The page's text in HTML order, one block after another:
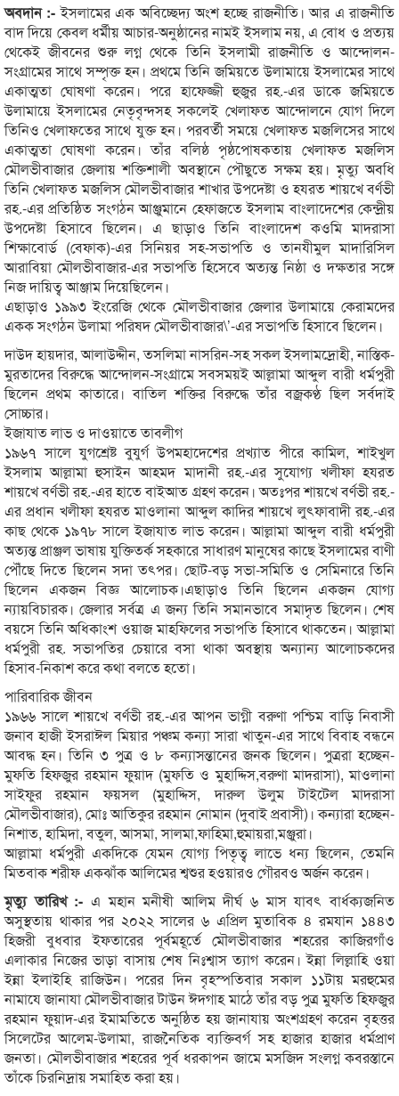
অবদান :-ইসলামের এক অবিচ্ছেদ্য অংশ হচ্ছে রাজনীতি। আর এ রাজনীতি
বাদ দিয়ে কেবল ধর্মীয় আচার-অনুষ্ঠানের নামই ইসলাম নয়, এ বোধ ও প্রত্যয়
থেকেই জীবনের শুরু লগ্ন থেকে তিনি ইসলামী রাজনীতি ও আন্দোলন-
সংগ্রামের সাথে সম্পৃক্ত হন। প্রথমে তিনি জমিয়তে উলামায়ে ইসলামের সাথে
একাত্মতা ঘোষণা করেন। পরে হাফেজ্জী হুজুর রহ.-এর ডাকে জমিয়তে
উলামায়ে ইসলামের নেতৃবৃন্দসহ সকলেই খেলাফত আন্দোলনে যোগ দিলে
তিনিও খেলাফতের সাথে যুক্ত হন। পরবর্তী সময়ে খেলাফত মজলিসের সাথে
একাত্মতা ঘোষণা করেন। তাঁর বলিষ্ঠ পৃষ্ঠপোষকতায় খেলাফত মজলিস
মৌলভীবাজার জেলায় শক্তিশালী অবস্থানে পৌছুতে সক্ষম হয়। মৃত্যু অবধি
তিনি খেলাফত মজলিস মৌলভীবাজার শাখার উপদেষ্টা ও হযরত শায়খে বর্ণভী
রহ.-এর প্রতিষ্ঠিত সংগঠন আঞ্জুমানে হেফাজতে ইসলাম বাংলাদেশের কেন্দ্রীয়
উপদেষ্টা হিসাবে ছিলেন। এ ছাড়াও তিনি বাংলাদেশ কওমি মাদরাসা
শিক্ষাবোর্ড (বেফাক)-এর সিনিয়র সহ-সভাপতি ও তানযীমুল মাদারিসিল
আরাবিয়া মৌলভীবাজার-এর সভাপতি হিসেবে অত্যন্ত নিষ্ঠা ও দক্ষতার সঙ্গে
নিজ দায়িত্ব আঞ্জাম দিয়েছিলেন।
এছাড়াও ১৯৯৩ ইংরেজি থেকে মৌলভীবাজার জেলার উলামায়ে কেরামদের
একক সংগঠন উলামা পরিষদ মৌলভীবাজার\’-এর সভাপতি হিসাবে ছিলেন।
দাউদ হায়দার, আলাউদ্দীন, তসলিমা নাসরিন-সহ সকল ইসলামদ্রোহী, নাস্তিক-
মুরতাদের বিরুদ্ধে আন্দোলন-সংগ্রামে সবসময়ই আল্লামা আব্দুল বারী ধর্মপুরী
ছিলেন প্রথম কাতারে। বাতিল শক্তির বিরুদ্ধে তাঁর বজ্রকণ্ঠ ছিল সর্বদাই
সোচ্চার।
ইজাযাত লাভ ও দাওয়াতে তাবলীগ
১৯৬৭ সালে যুগশ্রেষ্ট বুযুর্গ উপমহাদেশের প্রখ্যাত পীরে কামিল, শাইখুল
ইসলাম আল্লামা হুসাইন আহমদ মাদানী রহ.-এর সুযোগ্য খলীফা হযরত
শায়খে বর্ণভী রহ.-এর হাতে বাইআত গ্রহণ করেন। অতঃপর শায়খে বর্ণভী রহ.-
এর প্রধান খলীফা হযরত মাওলানা আব্দুল কাদির শায়খে লুৎফাবাদী রহ.-এর
কাছ থেকে ১৯৭৮ সালে ইজাযাত লাভ করেন। আল্লামা আব্দুল বারী ধর্মপুরী
অত্যন্ত প্রাঞ্জল ভাষায় যুক্তিতর্ক সহকারে সাধারণ মানুষের কাছে ইসলামের বাণী
পৌঁছে দিতে ছিলেন সদা তৎপর। ছোট-বড় সভা-সমিতি ও সেমিনারে তিনি
ছিলেন একজন বিজ্ঞ আলোচক।এছাড়াও তিনি ছিলেন একজন যোগ্য
ন্যায়বিচারক। জেলার সর্বত্র এ জন্য তিনি সমানভাবে সমাদৃত ছিলেন। শেষ
বয়সে তিনি অধিকাংশ ওয়াজ মাহফিলের সভাপতি হিসাবে থাকতেন। আল্লামা
ধর্মপুরী রহ. সভাপতির চেয়ারে বসা থাকা অবস্থায় অন্যান্য আলোচকদের
হিসাব-নিকাশ করে কথা বলতে হতো।
পারিবারিক জীবন
১৯৬৬ সালে শায়খে বর্ণভী রহ.-এর আপন ভাগ্নী বরুণা পশ্চিম বাড়ি নিবাসী
জনাব হাজী ইসরাঈল মিয়ার পঞ্চম কন্যা সারা খাতুন-এর সাথে বিবাহ বন্ধনে
আবদ্ধ হন। তিনি ৩ পুত্র ও ৮ কন্যাসন্তানের জনক ছিলেন। পুত্ররা হচ্ছেন-
মুফতি হিফজুর রহমান ফুয়াদ (মুফতি ও মুহাদ্দিস,বরুণা মাদরাসা), মাওলানা
সাইফুর রহমান ফয়সল (মুহাদ্দিস, দারুল উলুম টাইটেল মাদরাসা
মৌলভীবাজার), মোঃ আতিকুর রহমান নোমান (দুবাই প্রবাসী)। কন্যারা হচ্ছেন-
নিশাত, হামিদা, বতুল, আসমা, সালমা,ফাহিমা,হুমায়রা,মঞ্জুরা।
আল্লামা ধর্মপুরী একদিকে যেমন যোগ্য পিতৃত্ব লাভে ধন্য ছিলেন, তেমনি
মিতবাক শরীফ একঝাঁক আলিমের শ্বশুর হওয়ারও গৌরবও অর্জন করেন।
মৃত্যু তারিখ :- এ মহান মনীষী আলিম দীর্ঘ ৬ মাস যাবৎ বার্ধক্যজনিত
অসুস্থতায় থাকার পর ২০২২ সালের ৬ এপ্রিল মুতাবিক ৪ রমযান ১৪৪৩
হিজরী বুধবার ইফতারের পূর্বমহূর্তে মৌলভীবাজার শহরের কাজিরগাঁও
এলাকার নিজের ভাড়া বাসায় শেষ নিঃশ্বাস ত্যাগ করেন। ইন্না লিল্লাহি ওয়া
ইন্না ইলাইহি রাজিউন। পরের দিন বৃহস্পতিবার সকাল ১১টায় মরহুমের
নামাযে জানাযা মৌলভীবাজার টাউন ঈদগাহ মাঠে তাঁর বড় পুত্র মুফতি হিফজুর
রহমান ফুয়াদ-এর ইমামতিতে অনুষ্ঠিত হয় জানাযায় অংশগ্রহণ করেন বৃহত্তর
সিলেটের আলেম-উলামা, রাজনৈতিক ব্যক্তিবর্গ সহ হাজার হাজার ধর্মপ্রাণ
জনতা। মৌলভীবাজার শহরের পূর্ব ধরকাপন জামে মসজিদ সংলগ্ন কবরস্তানে
তাঁকে চিরনিদ্রায় সমাহিত করা হয়।